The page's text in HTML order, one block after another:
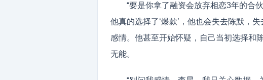
“要是你拿了融资会放弃相恋3年的合
他真的选择了‘爆款’，他也会失去陈默，
感情。他甚至开始怀疑，自己当初选择和
无能。